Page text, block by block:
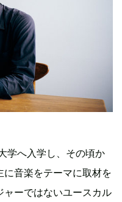
学へ入学し、その頃か
音楽をテーマに取材を
ャーではないユースカル